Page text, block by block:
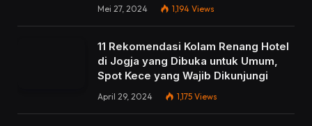
Mei 27, 2024 1,194 Views
11 Rekomendasi Kolam Renang Hotel
di Jogja yang Dibuka untuk Umum,
Spot Kece yang Wajib Dikunjungi
April 29, 2024 1,175 Views